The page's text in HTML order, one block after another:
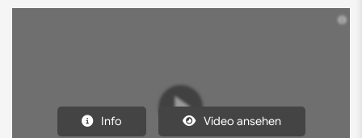
Info Video ansehen